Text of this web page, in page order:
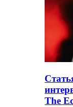
The